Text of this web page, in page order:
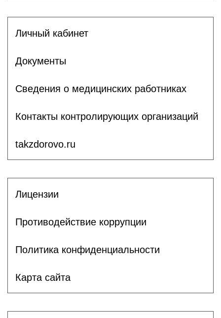
Личный кабинет
Документы
Сведения о медицинских работниках
Контакты контролирующих организаций
takzdorovo.ru
Лицензии
Противодействие коррупции
Политика конфиденциальности
Карта сайта